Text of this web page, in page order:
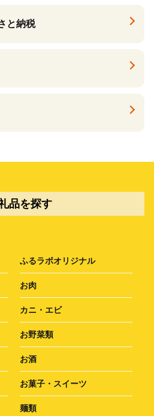
と納税
品を探す
ふるラボオリジナル
お肉
カニ・エビ
お野菜類
お酒
お菓子・スイーツ
麺類